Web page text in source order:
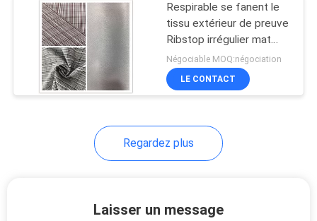
Respirable se fanent le
tissu extérieur de preuve
Ribstop irrégulier mat
pour le coton - veste
capitonnée
Négociable MOQ:négociation
LE CONTACT
Regardez plus
Laisser un message